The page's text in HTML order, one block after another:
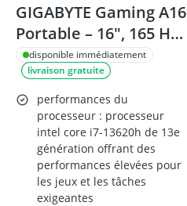
GIGABYTE Gaming A16
Portable – 16", 165 Hz
WUXGA, Intel Core i7-
13620H, RTX 5050, 16
Go DDR5 5200 MHz,
SSD Gen4 1 To,
Windows 11 Home, 2
ans de garantie, Dolby
Atmos, CTHI3FR894SH
disponible immédiatement
livraison gratuite
performances du
processeur : processeur
intel core i7-13620h de 13e
génération offrant des
performances élevées pour
les jeux et les tâches
exigeantes